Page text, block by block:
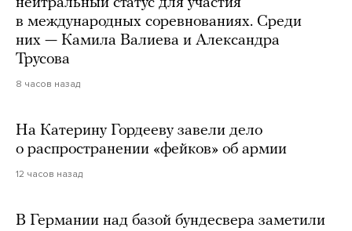
нейтральный статус для участия
в международных соревнованиях. Среди
них — Камила Валиева и Александра
Трусова
8 часов назад
На Катерину Гордееву завели дело
о распространении «фейков» об армии
12 часов назад
В Германии над базой бундесвера заметили